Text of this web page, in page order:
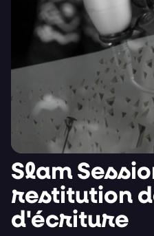
Slam
restitution
d'écriture